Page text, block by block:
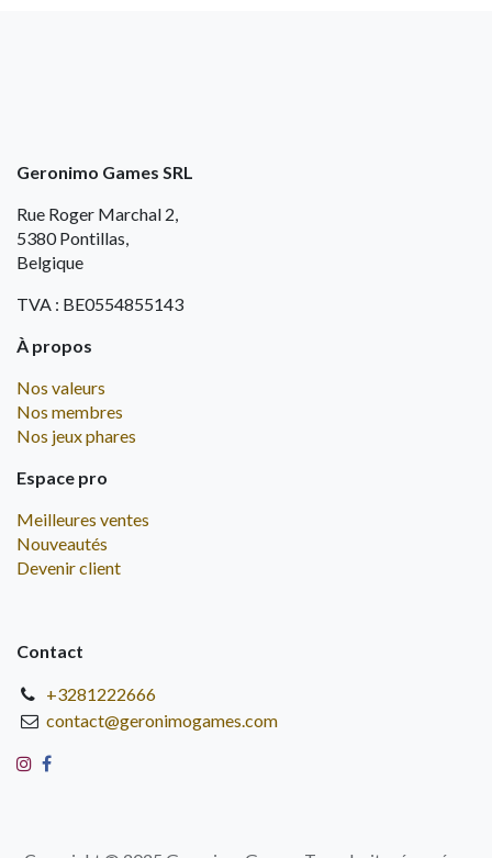
Geronimo Games SRL
Rue Roger Marchal 2,
5380 Pontillas,
Belgique
TVA : BE0554855143
À propos
Nos valeurs
Nos membres
Nos jeux phares
Espace pro
Meilleures ventes
Nouveautés
Devenir client
Contact
+3281222666
contact@geronimogames.com